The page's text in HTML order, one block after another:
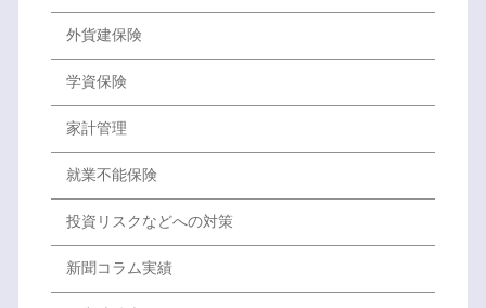
外貨建保険
学資保険
家計管理
就業不能保険
投資リスクなどへの対策
新聞コラム実績